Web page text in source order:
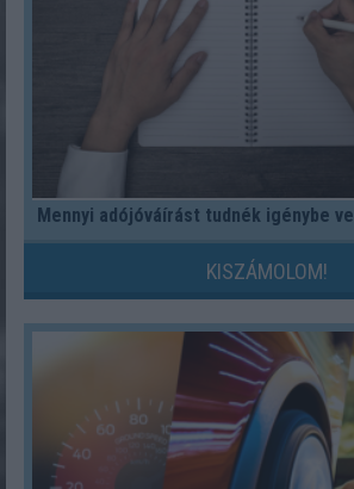
Mennyi adójóváírást tudnék igénybe
KISZÁMOLOM!